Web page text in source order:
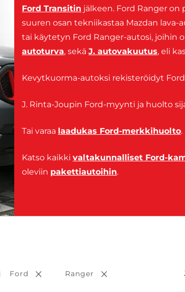
Ford Transitin jälkeen. Ford Ranger
suuren osan tekniikastaa Mazdan
tai käytetyn Ford Ranger-autosi, joihin
autoturva, sekä J. autovakuutus, eli
Kevytkuorma-autoksi rekisteröidyt
J. Rinta-Joupin Ford-myynti ja huolto
Tai varaa laadukas Ford-merkkihuolto.
Katso kaikki valtakunnalliset Ford-
oleviin pakettiautoihin.
valinta
Ford Poista valinta
Ranger Poista valinta